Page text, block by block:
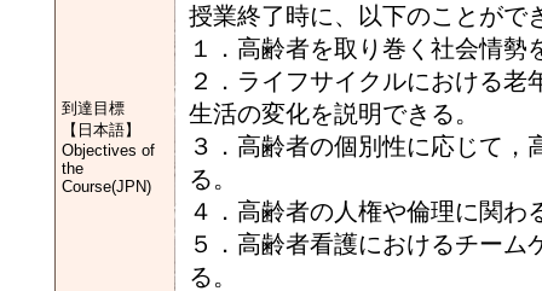
到達目標
【日本語】
Objectives of
the
Course(JPN)
授業終了時に、以下のことがで
１．高齢者を取り巻く社会情
２．ライフサイクルにおける
生活の変化を説明できる。
３．高齢者の個別性に応じて
る。
４．高齢者の人権や倫理に関
５．高齢者看護におけるチー
る。